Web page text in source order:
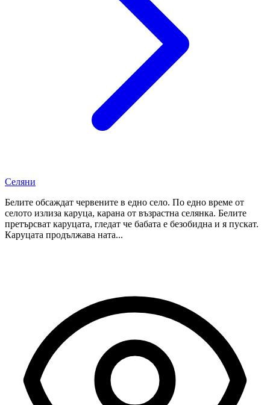
Селяни
Белите обсаждат червените в едно село. По едно време от
селото излиза каруца, карана от възрастна селянка. Белите
претърсват каруцата, гледат че бабата е безобидна и я пускат.
Каруцата продължава ната...